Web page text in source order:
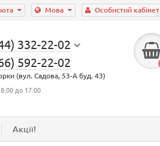
Особистий кабінет
Мова
332-22-02
592-22-02
(вул. Садова, 53-А буд. 43)
до 17:00
Акції!